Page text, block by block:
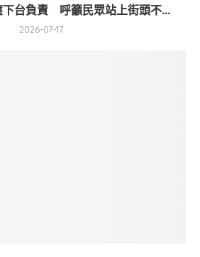
下台負責 呼籲民眾站上街頭不...
2026-07-17